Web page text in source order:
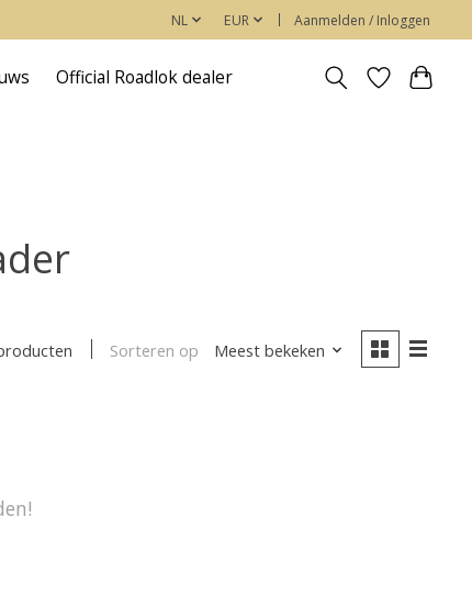
NL EUR Aanmelden / Inloggen
Official Roadlok dealer
Sorteren op Meest bekeken